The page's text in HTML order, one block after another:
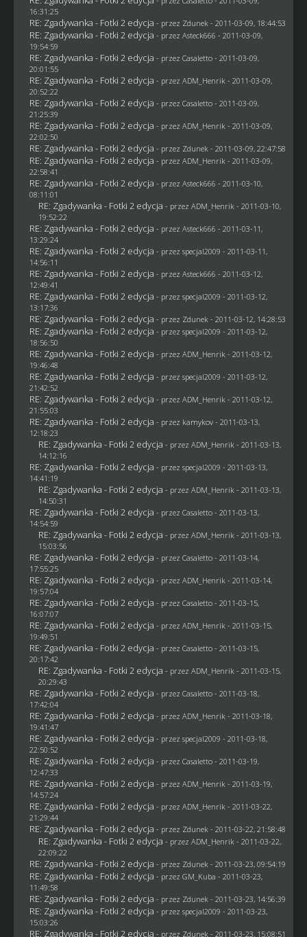
16:31:25
RE: Zgadywanka - Fotki 2 edycja - przez Zdunek- 2011-03-09, 18:44:53
RE: Zgadywanka - Fotki 2 edycja - przez Asteck666 - 2011-03-09,
19:54:59
RE: Zgadywanka - Fotki 2 edycja - przez Casaletto- 2011-03-09,
20:01:55
RE: Zgadywanka - Fotki 2 edycja - przez ADM_Henrik- 2011-03-09,
20:52:22
RE: Zgadywanka - Fotki 2 edycja - przez Casaletto- 2011-03-09,
21:25:39
RE: Zgadywanka - Fotki 2 edycja - przez ADM_Henrik- 2011-03-09,
22:02:50
RE: Zgadywanka - Fotki 2 edycja - przez Zdunek- 2011-03-09, 22:47:58
RE: Zgadywanka - Fotki 2 edycja - przez ADM_Henrik- 2011-03-09,
22:58:41
RE: Zgadywanka - Fotki 2 edycja - przez Asteck666 - 2011-03-10,
08:11:01
RE: Zgadywanka - Fotki 2 edycja - przez ADM_Henrik- 2011-03-10,
19:52:22
RE: Zgadywanka - Fotki 2 edycja - przez Asteck666 - 2011-03-11,
13:29:24
RE: Zgadywanka - Fotki 2 edycja - przez specjal2009 - 2011-03-11,
14:56:11
RE: Zgadywanka - Fotki 2 edycja - przez Asteck666 - 2011-03-12,
12:49:41
RE: Zgadywanka - Fotki 2 edycja - przez specjal2009 - 2011-03-12,
13:17:36
RE: Zgadywanka - Fotki 2 edycja - przez Zdunek- 2011-03-12, 14:28:53
RE: Zgadywanka - Fotki 2 edycja - przez specjal2009 - 2011-03-12,
18:56:50
RE: Zgadywanka - Fotki 2 edycja - przez ADM_Henrik- 2011-03-12,
19:46:48
RE: Zgadywanka - Fotki 2 edycja - przez specjal2009 - 2011-03-12,
21:42:52
RE: Zgadywanka - Fotki 2 edycja - przez ADM_Henrik- 2011-03-12,
21:55:03
RE: Zgadywanka - Fotki 2 edycja - przez kamykov- 2011-03-13,
12:18:23
RE: Zgadywanka - Fotki 2 edycja - przez ADM_Henrik- 2011-03-13,
14:12:16
RE: Zgadywanka - Fotki 2 edycja - przez specjal2009 - 2011-03-13,
14:41:19
RE: Zgadywanka - Fotki 2 edycja - przez ADM_Henrik- 2011-03-13,
14:50:31
RE: Zgadywanka - Fotki 2 edycja - przez Casaletto- 2011-03-13,
14:54:59
RE: Zgadywanka - Fotki 2 edycja - przez ADM_Henrik- 2011-03-13,
15:03:56
RE: Zgadywanka - Fotki 2 edycja - przez Casaletto- 2011-03-14,
17:55:25
RE: Zgadywanka - Fotki 2 edycja - przez ADM_Henrik- 2011-03-14,
19:57:04
RE: Zgadywanka - Fotki 2 edycja - przez Casaletto- 2011-03-15,
16:07:07
RE: Zgadywanka - Fotki 2 edycja - przez ADM_Henrik- 2011-03-15,
19:49:51
RE: Zgadywanka - Fotki 2 edycja - przez Casaletto- 2011-03-15,
20:17:42
RE: Zgadywanka - Fotki 2 edycja - przez ADM_Henrik- 2011-03-15,
20:29:43
RE: Zgadywanka - Fotki 2 edycja - przez Casaletto- 2011-03-18,
17:42:04
RE: Zgadywanka - Fotki 2 edycja - przez ADM_Henrik- 2011-03-18,
19:41:47
RE: Zgadywanka - Fotki 2 edycja - przez specjal2009 - 2011-03-18,
22:50:52
RE: Zgadywanka - Fotki 2 edycja - przez Casaletto- 2011-03-19,
12:47:33
RE: Zgadywanka - Fotki 2 edycja - przez ADM_Henrik- 2011-03-19,
14:57:24
RE: Zgadywanka - Fotki 2 edycja - przez ADM_Henrik- 2011-03-22,
21:29:44
RE: Zgadywanka - Fotki 2 edycja - przez Zdunek- 2011-03-22, 21:58:48
RE: Zgadywanka - Fotki 2 edycja - przez ADM_Henrik- 2011-03-22,
22:09:22
RE: Zgadywanka - Fotki 2 edycja - przez Zdunek- 2011-03-23, 09:54:19
RE: Zgadywanka - Fotki 2 edycja - przez GM_Kuba - 2011-03-23,
11:49:58
RE: Zgadywanka - Fotki 2 edycja - przez Zdunek- 2011-03-23, 14:56:39
RE: Zgadywanka - Fotki 2 edycja - przez specjal2009 - 2011-03-23,
15:03:26
RE: Zgadywanka - Fotki 2 edycja - przez Zdunek- 2011-03-23, 15:08:51